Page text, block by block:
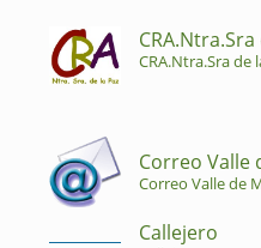
CRA.Ntra.Sra de
Correo Valle
Correo Valle de
Callejero